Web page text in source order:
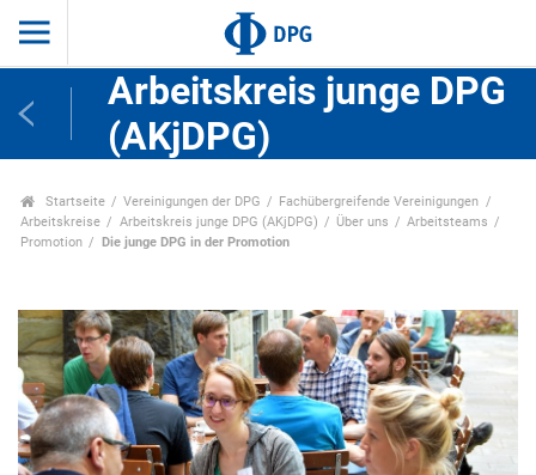
Arbeitskreis junge DPG
(AKjDPG)
Startseite Vereinigungen der DPG
Fachübergreifende Vereinigungen
Arbeitskreise
Arbeitskreis junge DPG (AKjDPG) Über uns
Arbeitsteams
Promotion
Die junge DPG in der Promotion